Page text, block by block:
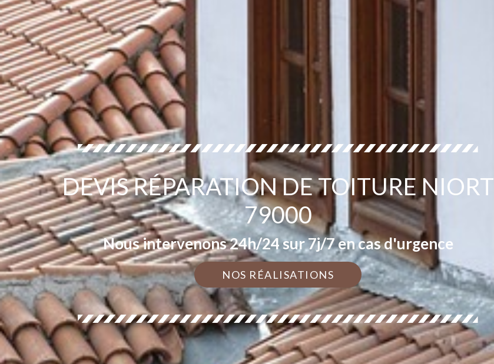
DEVIS RÉPARATION DE TOITURE NIORT
79000
Nous intervenons 24h/24 sur 7j/7 en cas d'urgence
NOS RÉALISATIONS